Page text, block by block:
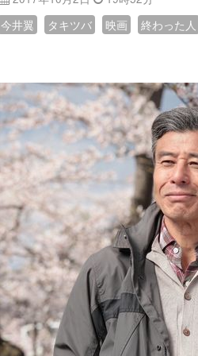
今井翼
タキツバ 映画 終わった人